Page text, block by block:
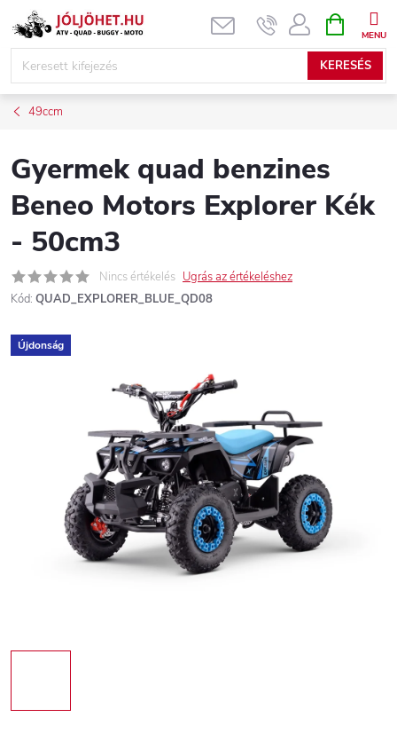
Ugrás
KERESÉS
KOSÁR
49ccm
Gyermek quad benzines
Beneo Motors Explorer Kék
- 50cm3
Nincs értékelés Ugrás az értékeléshez
Kód: QUAD_EXPLORER_BLUE_QD08
Újdonság